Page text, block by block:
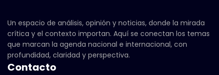
Un espacio de análisis, opinión y noticias, donde la mirada
crítica y el contexto importan. Aquí se conectan los temas
que marcan la agenda nacional e internacional, con
profundidad, claridad y perspectiva.
Contacto